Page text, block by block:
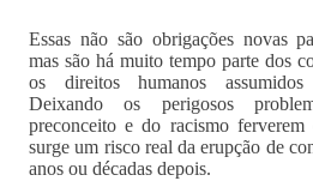
Essas não são obrigações novas
mas são há muito tempo parte dos
os direitos humanos
Deixando os perigosos
preconceito e do racismo ferverem
surge um risco real da erupção de
anos ou décadas depois.